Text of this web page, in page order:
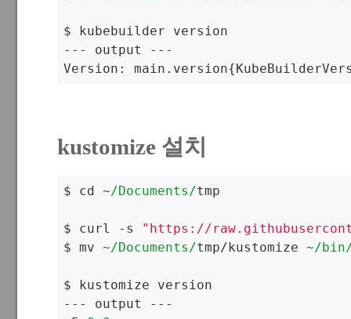
$ kubebuilder version
--- output ---
Version: main.version{
kustomize 설치
$ cd ~/Documents/tmp
$ curl -s
"https://
$ mv ~/Documents/tmp/kustomize ~/
$ kustomize version
--- output ---